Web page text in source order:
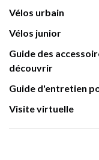
Vélos urbain
Vélos junior
Guide des
découvrir
Guide d'entretien
Visite virtuelle